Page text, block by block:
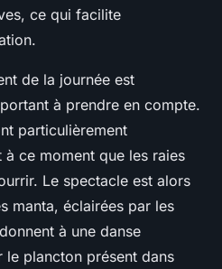
ce qui facilite
de la journée est
à prendre en compte.
particulièrement
à ce moment que les raies
Le spectacle est alors
manta, éclairées par les
à une danse
plancton présent dans